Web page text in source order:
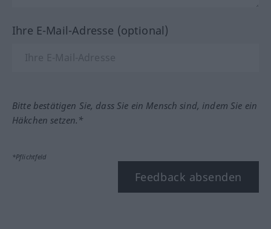
Ihre E-Mail-Adresse (optional)
Bitte bestätigen Sie, dass Sie ein Mensch sind, indem Sie ein
Häkchen setzen.*
*Pflichtfeld
Feedback absenden